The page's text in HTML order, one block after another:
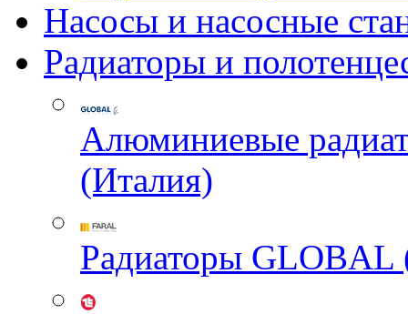
Насосы и насосные
Радиаторы и
Алюминиевые
(Италия)
Радиаторы GLOBAL